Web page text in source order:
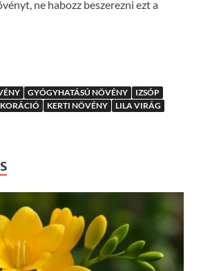
ne habozz beszerezni ezt a
GYÓGYHATÁSÚ NÖVÉNY
IZSÓP
KERTI NÖVÉNY
LILA VIRÁG